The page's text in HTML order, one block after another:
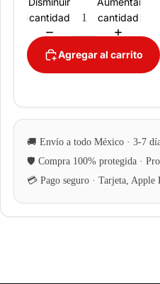
cantidad
cantidad
Agregar al carrito